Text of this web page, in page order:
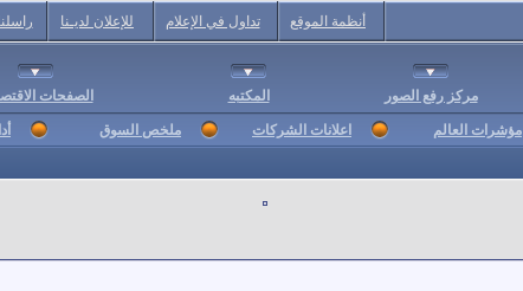
أنظمة الموقع تداول في الإعلام للإعلان لديـنا
مركز رفع الصور المكتبه الصفحات
مؤشرات العالم اعلانات الشركات ملخص السوق